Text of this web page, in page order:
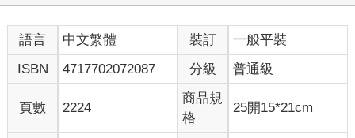
語言 中文繁體 裝訂
一般平裝
ISBN
4717702072087 分級 普通級
頁數 2224
商品規
格
25開15*21cm